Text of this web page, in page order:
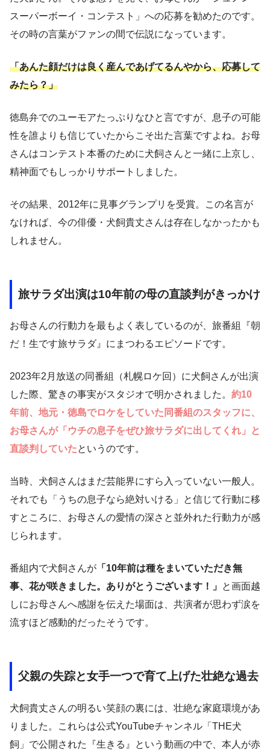
スーパーボーイ・コンテスト」への応募を勧めたのです。
その時の言葉がファンの間で伝説になっています。
「あんた顔だけは良く産んであげてるんやから、応募して
みたら？」
徳島弁でのユーモアたっぷりなひと言ですが、息子の可能
性を誰よりも信じていたからこそ出た言葉ですよね。お母
さんはコンテスト本番のために犬飼さんと一緒に上京し、
精神面でもしっかりサポートしました。
その結果、2012年に見事グランプリを受賞。この名言が
なければ、今の俳優・犬飼貴丈さんは存在しなかったかも
しれません。
旅サラダ出演は10年前の母の直談判がきっかけ
お母さんの行動力を最もよく表しているのが、旅番組『朝
だ！生です旅サラダ』にまつわるエピソードです。
2023年2月放送の同番組（札幌ロケ回）に犬飼さんが出演
した際、驚きの事実がスタジオで明かされました。 約10
年前、地元・徳島でロケをしていた同番組のスタッフに、
お母さんが「ウチの息子をぜひ旅サラダに出してくれ」と
直談判していたというのです。
当時、犬飼さんはまだ芸能界にすら入っていない一般人。
それでも「うちの息子なら絶対いける」と信じて行動に移
すところに、お母さんの愛情の深さと並外れた行動力が感
じられます。
番組内で犬飼さんが 「10年前は種をまいていただき無
事、花が咲きました。ありがとうございます！」 と画面越
しにお母さんへ感謝を伝えた場面は、共演者が思わず涙を
流すほど感動的だったそうです。
父親の失踪と女手一つで育て上げた壮絶な過去
犬飼貴丈さんの明るい笑顔の裏には、壮絶な家庭環境があ
りました。これらは公式YouTubeチャンネル「THE犬
飼」で公開された『生きる』という動画の中で、本人が赤